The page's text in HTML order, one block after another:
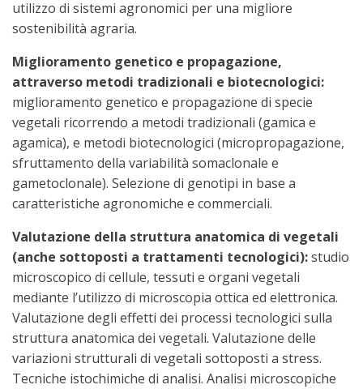
utilizzo di sistemi agronomici per una migliore
sostenibilità agraria.
Miglioramento genetico e propagazione,
attraverso metodi tradizionali e biotecnologici:
miglioramento genetico e propagazione di specie
vegetali ricorrendo a metodi tradizionali (gamica e
agamica), e metodi biotecnologici (micropropagazione,
sfruttamento della variabilità somaclonale e
gametoclonale). Selezione di genotipi in base a
caratteristiche agronomiche e commerciali.
Valutazione della struttura anatomica di vegetali
(anche sottoposti a trattamenti tecnologici):studio
microscopico di cellule, tessuti e organi vegetali
mediante l’utilizzo di microscopia ottica ed elettronica.
Valutazione degli effetti dei processi tecnologici sulla
struttura anatomica dei vegetali. Valutazione delle
variazioni strutturali di vegetali sottoposti a stress.
Tecniche istochimiche di analisi. Analisi microscopiche